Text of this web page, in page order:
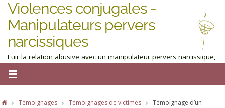
Violences conjugales -
Manipulateurs pervers
narcissiques
Fuir la relation abusive avec un manipulateur pervers narcissique,
Témoignages Témoignages de victimes
Témoignage d’un